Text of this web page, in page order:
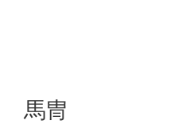
馬冑